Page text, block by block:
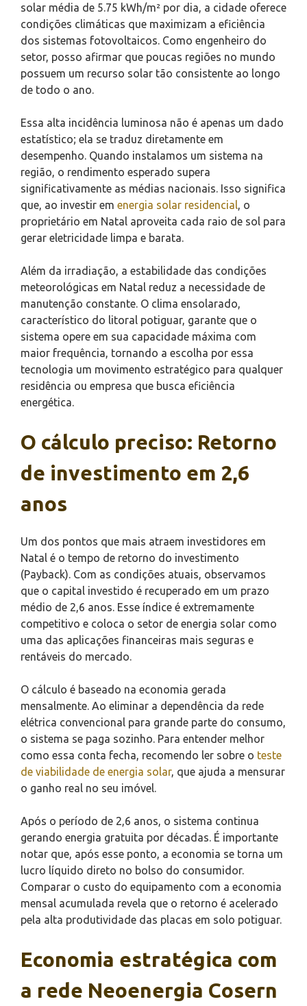
solar média de 5.75 kWh/m² por dia, a cidade oferece
condições climáticas que maximizam a eficiência
dos sistemas fotovoltaicos. Como engenheiro do
setor, posso afirmar que poucas regiões no mundo
possuem um recurso solar tão consistente ao longo
de todo o ano.
Essa alta incidência luminosa não é apenas um dado
estatístico; ela se traduz diretamente em
desempenho. Quando instalamos um sistema na
região, o rendimento esperado supera
significativamente as médias nacionais. Isso significa
que, ao investir em energia solar residencial
, o
proprietário em Natal aproveita cada raio de sol para
gerar eletricidade limpa e barata.
Além da irradiação, a estabilidade das condições
meteorológicas em Natal reduz a necessidade de
manutenção constante. O clima ensolarado,
característico do litoral potiguar, garante que o
sistema opere em sua capacidade máxima com
maior frequência, tornando a escolha por essa
tecnologia um movimento estratégico para qualquer
residência ou empresa que busca eficiência
energética.
O cálculo preciso: Retorno
de investimento em 2,6
anos
Um dos pontos que mais atraem investidores em
Natal é o tempo de retorno do investimento
(Payback). Com as condições atuais, observamos
que o capital investido é recuperado em um prazo
médio de 2,6 anos. Esse índice é extremamente
competitivo e coloca o setor de energia solar como
uma das aplicações financeiras mais seguras e
rentáveis do mercado.
O cálculo é baseado na economia gerada
mensalmente. Ao eliminar a dependência da rede
elétrica convencional para grande parte do consumo,
o sistema se paga sozinho. Para entender melhor
como essa conta fecha, recomendo ler sobre o teste
de viabilidade de energia solar, que ajuda a mensurar
o ganho real no seu imóvel.
Após o período de 2,6 anos, o sistema continua
gerando energia gratuita por décadas. É importante
notar que, após esse ponto, a economia se torna um
lucro líquido direto no bolso do consumidor.
Comparar o custo do equipamento com a economia
mensal acumulada revela que o retorno é acelerado
pela alta produtividade das placas em solo potiguar.
Economia estratégica com
a rede Neoenergia Cosern